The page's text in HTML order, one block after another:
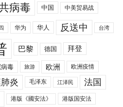
病毒 中国 中美贸易战
华为 华人 反送中 台湾
巴黎 德国 拜登
毒 旅游 欧洲 欧洲疫情
炎 毛泽东 江泽民 法国
港版《國安法》 港版国安法